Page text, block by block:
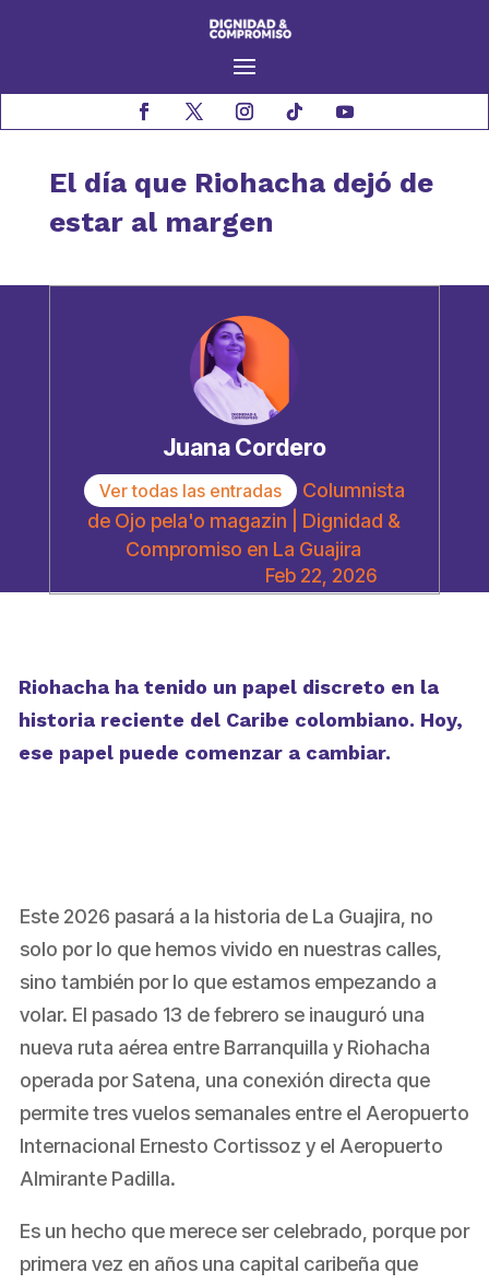
El día que Riohacha dejó de
estar al margen
Juana Cordero
Ver todas las entradas
Columnista
de Ojo pela'o magazin | Dignidad &
Compromiso en La Guajira
Feb 22, 2026
Riohacha ha tenido un papel discreto en la
historia reciente del Caribe colombiano. Hoy,
ese papel puede comenzar a cambiar.
Este 2026 pasará a la historia de La Guajira, no
solo por lo que hemos vivido en nuestras calles,
sino también por lo que estamos empezando a
volar. El pasado 13 de febrero se inauguró una
nueva ruta aérea entre Barranquilla y Riohacha
operada por Satena, una conexión directa que
permite tres vuelos semanales entre el Aeropuerto
Internacional Ernesto Cortissoz y el Aeropuerto
Almirante Padilla.
Es un hecho que merece ser celebrado, porque por
primera vez en años una capital caribeña que